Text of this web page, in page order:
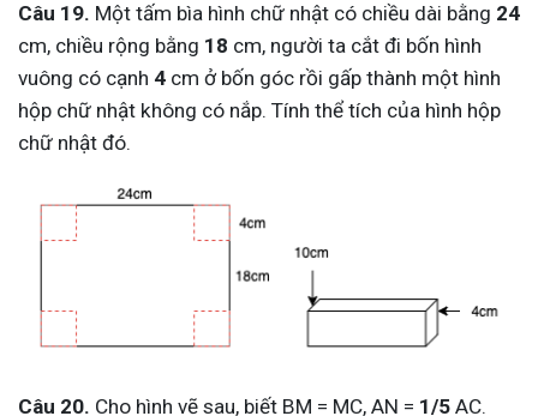
Câu 19. Một tấm bìa hình chữ nhật có chiều dài bằng 24
cm, chiều rộng bằng 18 cm, người ta cắt đi bốn hình
vuông có cạnh 4 cm ở bốn góc rồi gấp thành một hình
hộp chữ nhật không có nắp. Tính thể tích của hình hộp
chữ nhật đó.
Câu 20. Cho hình vẽ sau, biết BM = MC, AN = 1/5 AC.